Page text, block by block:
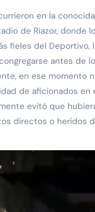
en la
de Riazor, donde
fieles del Deportivo,
antes de
en ese momento
de aficionados en
evitó que
directos o heridos